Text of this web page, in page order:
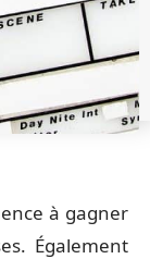
à gagner
Également